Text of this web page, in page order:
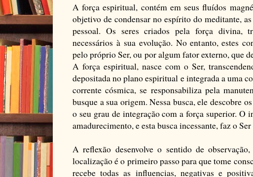
A força espiritual, contém em seus fluídos
objetivo de condensar no espírito do meditante,
pessoal. Os seres criados pela força divina,
necessários à sua evolução. No entanto, estes
pelo próprio Ser, ou por algum fator externo, que
A força espiritual, nasce com o Ser,
depositada no plano espiritual e integrada a uma
corrente cósmica, se responsabiliza pela
busque a sua origem. Nessa busca, ele descobre
o seu grau de integração com a força superior. O
amadurecimento, e esta busca incessante, faz o
A reflexão desenvolve o sentido de
localização é o primeiro passo para que tome
recebe todas as influencias, negativas e